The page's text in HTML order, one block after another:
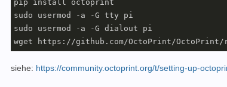
pip install octoprint
sudo usermod -a -G tty pi
sudo usermod -a -G dialout pi
siehe: https://community.octoprint.org/t/setting-up-